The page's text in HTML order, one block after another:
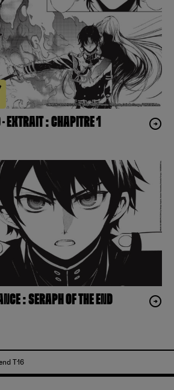
EXTRAIT : CHAPITRE 1
: SERAPH OF THE END
T16